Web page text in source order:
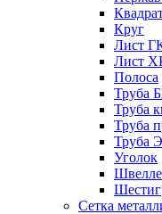
Круг
Лист
Лист
Полоса
Труба
Труба
Труба
Труба
Уголок
Сетка